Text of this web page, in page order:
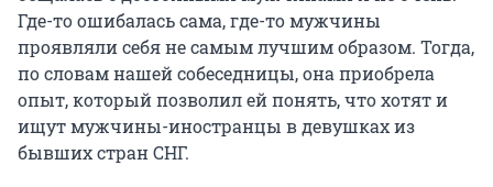
Где-то ошибалась сама, где-то мужчины
проявляли себя не самым лучшим образом. Тогда,
по словам нашей собеседницы, она приобрела
опыт, который позволил ей понять, что хотят и
ищут мужчины-иностранцы в девушках из
бывших стран СНГ.